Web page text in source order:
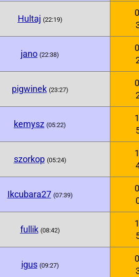
Hultaj (22:19)
jano (22:38)
pigwinek (23:27)
kemysz (05:22)
szorkop (05:24)
Ikcubara27 (07:39)
fullik (08:42)
igus (09:27)